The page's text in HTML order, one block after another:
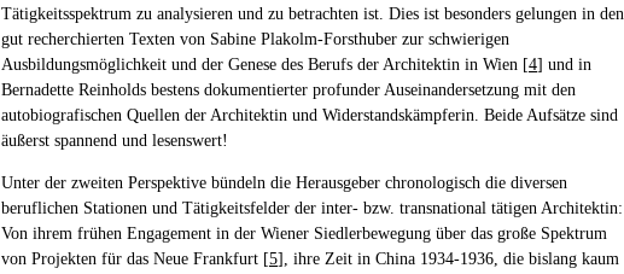
Tätigkeitsspektrum zu analysieren und zu betrachten ist. Dies ist besonders gelungen in den
gut recherchierten Texten von Sabine Plakolm-Forsthuber zur schwierigen
Ausbildungsmöglichkeit und der Genese des Berufs der Architektin in Wien [4] und in
Bernadette Reinholds bestens dokumentierter profunder Auseinandersetzung mit den
autobiografischen Quellen der Architektin und Widerstandskämpferin. Beide Aufsätze sind
äußerst spannend und lesenswert!
Unter der zweiten Perspektive bündeln die Herausgeber chronologisch die diversen
beruflichen Stationen und Tätigkeitsfelder der inter- bzw. transnational tätigen Architektin:
Von ihrem frühen Engagement in der Wiener Siedlerbewegung über das große Spektrum
von Projekten für das Neue Frankfurt [5], ihre Zeit in China 1934-1936, die bislang kaum